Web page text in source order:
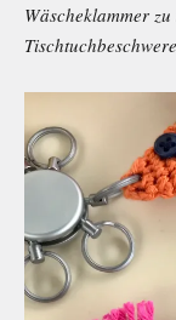
Wäscheklammer